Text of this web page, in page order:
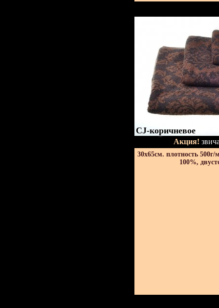
CJ-коричневое
Акция!
30х65см. плотность 500г/
100%,